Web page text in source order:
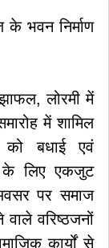
भवन निर्माण
लोरमी में
में शामिल
को बधाई एवं
के लिए एकजुट
पर समाज
वरिष्ठजनों
कार्यों से